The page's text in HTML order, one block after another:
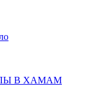
В ХАМАМ